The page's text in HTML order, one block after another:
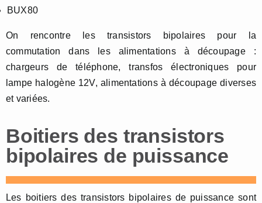
BUX80
On rencontre les transistors bipolaires pour la
commutation dans les alimentations à découpage :
chargeurs de téléphone, transfos électroniques pour
lampe halogène 12V, alimentations à découpage diverses
et variées.
Boitiers des transistors
bipolaires de puissance
Les boitiers des transistors bipolaires de puissance sont